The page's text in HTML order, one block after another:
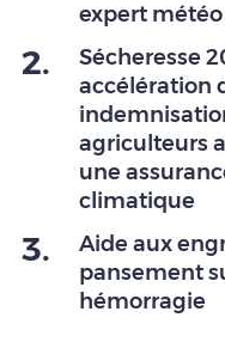
expert météo
2.
Sécheresse
accélération
agriculteurs
une
climatique
3.
Aide aux
pansement
hémorragie